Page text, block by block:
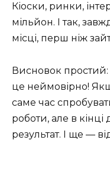
Кіоски, ринки,
мільйон. І так,
місці, перш ніж
Висновок простий:
це неймовірно!
саме час
роботи, але в
результат. І ще —